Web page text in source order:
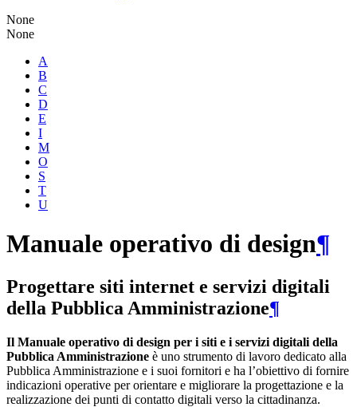
None
None
A
B
C
D
E
I
M
O
S
T
U
Manuale operativo di design¶
Progettare siti internet e servizi digitali
della Pubblica Amministrazione¶
Il Manuale operativo di design per i siti e i servizi digitali della
Pubblica Amministrazione è uno strumento di lavoro dedicato alla
Pubblica Amministrazione e i suoi fornitori e ha l’obiettivo di fornire
indicazioni operative per orientare e migliorare la progettazione e la
realizzazione dei punti di contatto digitali verso la cittadinanza.